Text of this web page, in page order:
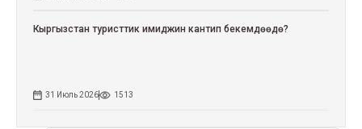
Кыргызстан туристтик имиджин кантип бекемдөөдө?
31 Июль 2026 1513